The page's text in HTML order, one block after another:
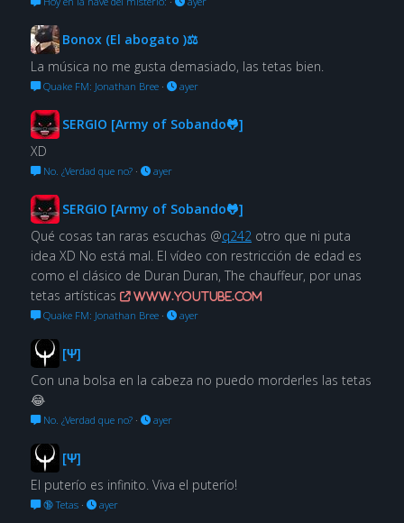
Bonox (El abogato )⚖
La música no me gusta demasiado, las tetas bien.
Quake FM: Jonathan Bree· ayer
SERGIO [Army of Sobando🐸]
XD
No. ¿Verdad que no?· ayer
SERGIO [Army of Sobando🐸]
Qué cosas tan raras escuchas @q242 otro que ni puta
idea XD No está mal. El vídeo con restricción de edad es
como el clásico de Duran Duran, The chauffeur, por unas
tetas artísticas
www.youtube.com
Quake FM: Jonathan Bree· ayer
[Ψ]
Con una bolsa en la cabeza no puedo morderles las tetas
😂
No. ¿Verdad que no?· ayer
[Ψ]
El puterío es infinito. Viva el puterío!
🔞 Tetas· ayer